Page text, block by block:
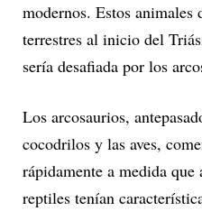
modernos. Estos animales
terrestres al inicio del
sería desafiada por los
Los arcosaurios,
cocodrilos y las aves,
rápidamente a medida
reptiles tenían